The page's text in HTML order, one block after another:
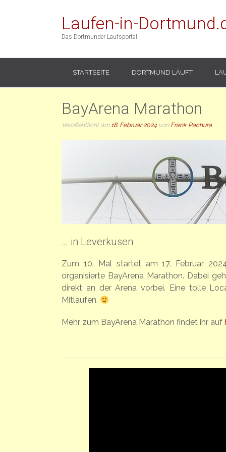
Laufen-in-
Das Dortmunder Laufsportal
STARTSEITE DORTMUND LÄUFT
BayArena Marathon
Veröffentlicht am 18. Februar 2024 von Frank Pachura
… in Leverkusen
Zum 10. Mal startet am 17. Februar
organisierte BayArena Marathon. Dabei
direkt an der Arena vorbei. Eine tolle
Mitlaufen.
Mehr zum BayArena Marathon findet ihr auf